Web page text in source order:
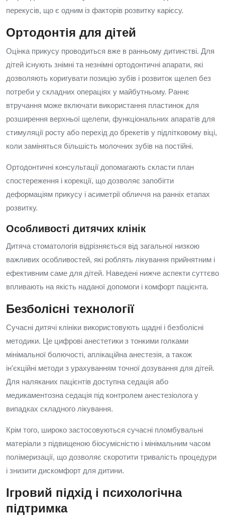
перекусів, що є одним із факторів розвитку карієсу.
Ортодонтія для дітей
Оцінка прикусу проводиться вже в ранньому дитинстві. Для
дітей існують знімні та незнімні ортодонтичні апарати, які
дозволяють коригувати позицію зубів і розвиток щелеп без
потреби у складних операціях у майбутньому. Раннє
втручання може включати використання пластинок для
розширення верхньої щелепи, функціональних апаратів для
стимуляції росту або перехід до брекетів у підлітковому віці,
коли заміняться більшість молочних зубів на постійні.
Ортодонтичні консультації допомагають скласти план
спостереження і корекції, що дозволяє запобігти
деформаціям прикусу і асиметрії обличчя на ранніх етапах
розвитку.
Особливості дитячих клінік
Дитяча стоматологія відрізняється від загальної низкою
важливих особливостей, які роблять лікування прийнятним і
ефективним саме для дітей. Наведені нижче аспекти суттєво
впливають на якість наданої допомоги і комфорт пацієнта.
Безболісні технології
Сучасні дитячі клініки використовують щадні і безболісні
методики. Це цифрові анестетики з тонкими голками
мінімальної болючості, аплікаційна анестезія, а також
ін'єкційні методи з урахуванням точної дозування для дітей.
Для наляканих пацієнтів доступна седація або
медикаментозна седація під контролем анестезіолога у
випадках складного лікування.
Крім того, широко застосовуються сучасні пломбувальні
матеріали з підвищеною біосумісністю і мінімальним часом
полімеризації, що дозволяє скоротити тривалість процедури
і знизити дискомфорт для дитини.
Ігровий підхід і психологічна
підтримка